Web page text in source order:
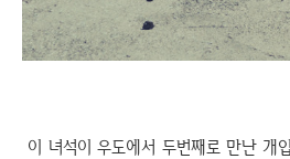
이 녀석이 우도에서 두번째로 만난 개